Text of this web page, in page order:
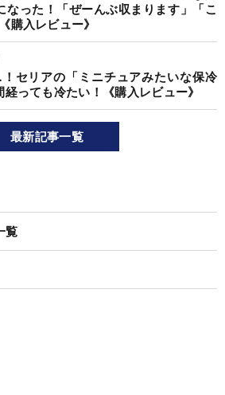
なった！「ぜーんぶ収まります」「こ
購入レビュー》
セリアの「ミニチュアみたいな保冷
っても冷たい！《購入レビュー》
最新記事一覧
覧